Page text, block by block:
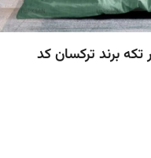
برند ترکسان کد